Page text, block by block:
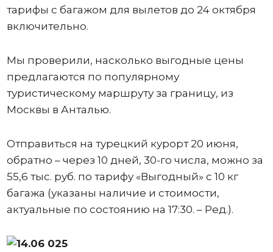
тарифы с багажом для вылетов до 24 октября
включительно.
Мы проверили, насколько выгодные цены
предлагаются по популярному
туристическому маршруту за границу, из
Москвы в Анталью.
Отправиться на турецкий курорт 20 июня,
обратно – через 10 дней, 30-го числа, можно за
55,6 тыс. руб. по тарифу «Выгодный» с 10 кг
багажа (указаны наличие и стоимости,
актуальные по состоянию на 17:30. – Ред.).